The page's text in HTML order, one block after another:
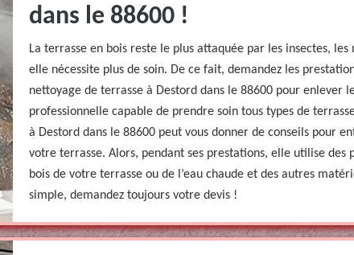
dans le 88600 !
La terrasse en bois reste le plus attaquée par les insectes, les
elle nécessite plus de soin. De ce fait, demandez les
nettoyage de terrasse à Destord dans le 88600 pour enlever
professionnelle capable de prendre soin tous types de
à Destord dans le 88600 peut vous donner de conseils pour
votre terrasse. Alors, pendant ses prestations, elle utilise des
bois de votre terrasse ou de l’eau chaude et des autres
simple, demandez toujours votre devis !